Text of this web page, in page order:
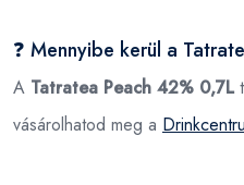
❓ Mennyibe kerül a
A Tatratea Peach 42% 0,7L
vásárolhatod meg a